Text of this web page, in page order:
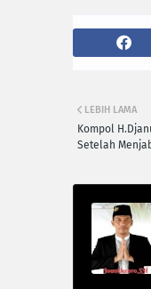
LEBIH LAMA
Kompol
Setelah